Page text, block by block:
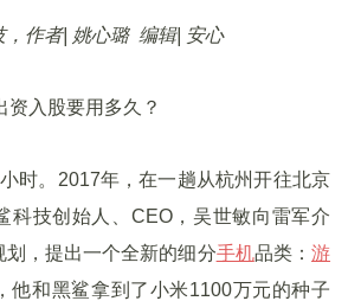
，作者| 姚心璐 编辑| 安心
资入股要用多久？
时。2017年，在一趟从杭州开往北京
科技创始人、CEO，吴世敏向雷军介
，提出一个全新的细分手机品类：游
他和黑鲨拿到了小米1100万元的种子